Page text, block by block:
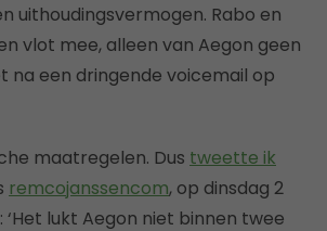
uithoudingsvermogen. Rabo en
vlot mee, alleen van Aegon geen
na een dringende voicemail op
maatregelen. Dus tweette ik
remcojanssencom, op dinsdag 2
‘Het lukt Aegon niet binnen twee